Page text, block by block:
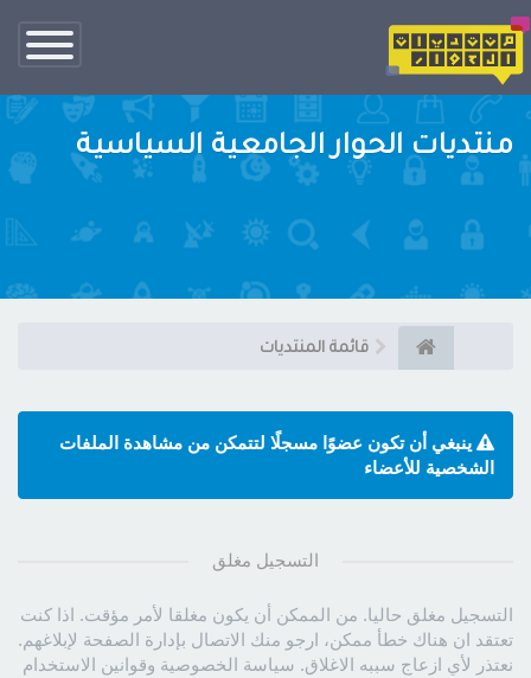
تبديل
الناف
منتديات الحوار الجامعية السياسية
قائمة المنتديات
ينبغي أن تكون عضوًا مسجلًا لتتمكن من مشاهدة الملفات
الشخصية للأعضاء
التسجيل مغلق
التسجيل مغلق حاليا. من الممكن أن يكون مغلقا لأمر مؤقت. اذا كنت
تعتقد ان هناك خطأ ممكن، ارجو منك الاتصال بإدارة الصفحة لإبلاغهم.
نعتذر لأي ازعاج سببه الاغلاق. سياسة الخصوصية وقوانين الاستخدام